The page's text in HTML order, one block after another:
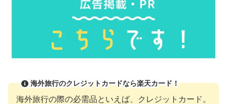
海外旅行のクレジットカードなら楽天カード！
海外旅行の際の必需品といえば、クレジットカード。